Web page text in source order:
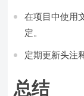
在项目中使用
定。
定期更新头注
总结